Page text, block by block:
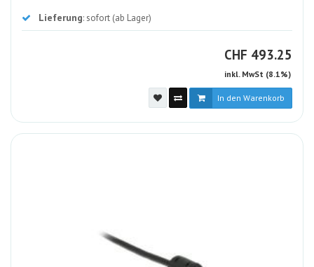
Lieferung: sofort (ab Lager)
CHF CHF
493.25
inkl. MwSt (8.1%)
In den Warenkorb